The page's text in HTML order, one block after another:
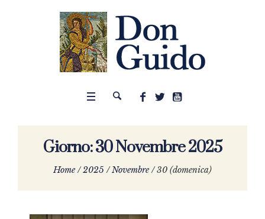
Giorno:30 Novembre 2025
Home /2025 /Novembre /30 (domenica)